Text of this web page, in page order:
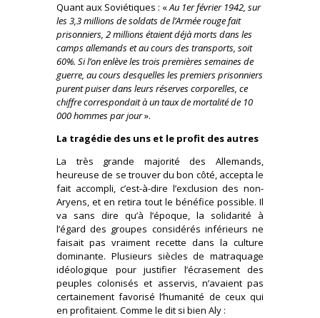
Quant aux Soviétiques : «Au 1er février 1942, sur
les 3,3 millions de soldats de l’Armée rouge fait
prisonniers, 2 millions étaient déjà morts dans les
camps allemands et au cours des transports, soit
60%. Si l’on enlève les trois premières semaines de
guerre, au cours desquelles les premiers prisonniers
purent puiser dans leurs réserves corporelles, ce
chiffre correspondait à un taux de mortalité de 10
000 hommes par jour».
La tragédie des uns et le profit des autres
La très grande majorité des Allemands,
heureuse de se trouver du bon côté, accepta le
fait accompli, c’est-à-dire l’exclusion des non-
Aryens, et en retira tout le bénéfice possible. Il
va sans dire qu’à l’époque, la solidarité à
l’égard des groupes considérés inférieurs ne
faisait pas vraiment recette dans la culture
dominante. Plusieurs siècles de matraquage
idéologique pour justifier l’écrasement des
peuples colonisés et asservis, n’avaient pas
certainement favorisé l’humanité de ceux qui
en profitaient. Comme le dit si bien Aly :